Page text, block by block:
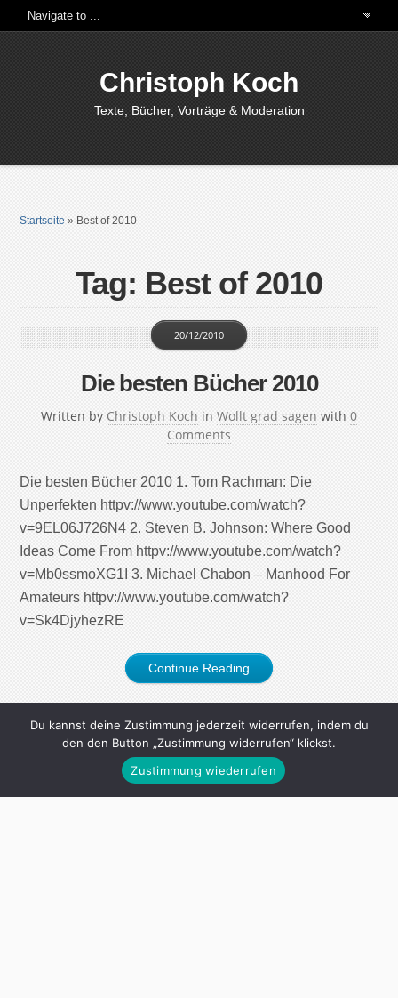
Christoph Koch
Texte, Bücher, Vorträge & Moderation
Startseite » Best of 2010
Tag: Best of 2010
Die besten Bücher 2010
Written by Christoph Koch
20/12/2010
in Wollt grad sagen with 0
Comments
Die besten Bücher 2010 1. Tom Rachman: Die
Unperfekten httpv://www.youtube.com/watch?
v=9EL06J726N4 2. Steven B. Johnson: Where Good
Ideas Come From httpv://www.youtube.com/watch?
v=Mb0ssmoXG1I 3. Michael Chabon – Manhood For
Amateurs httpv://www.youtube.com/watch?
v=Sk4DjyhezRE
Continue Reading
Du kannst deine Zustimmung jederzeit widerrufen, indem du
den den Button „Zustimmung widerrufen“ klickst.
Zustimmung wiederrufen